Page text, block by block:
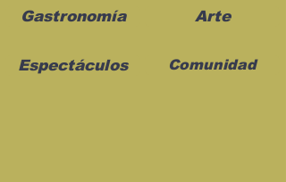
Gastronomía Arte
Espectáculos Comunidad